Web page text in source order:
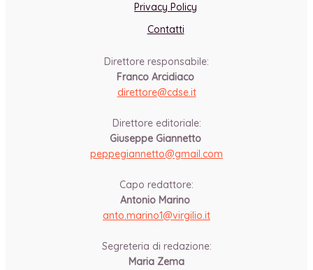
Privacy Policy
Contatti
Direttore responsabile:
Franco Arcidiaco
direttore@cdse.it
Direttore editoriale:
Giuseppe Giannetto
peppegiannetto@gmail.com
Capo redattore:
Antonio Marino
anto.marino1@virgilio.it
Segreteria di redazione:
Maria Zema